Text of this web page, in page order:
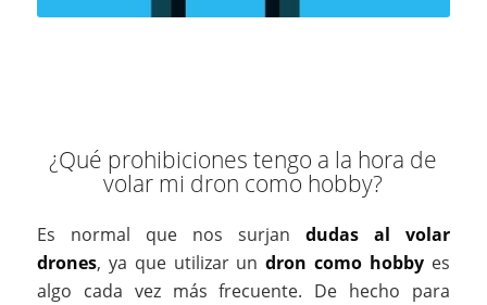
¿Qué prohibiciones tengo a la hora de
volar mi dron como hobby?
Es normal que nos surjandudas al volar
drones, ya que utilizar undron como hobby es
algo cada vez más frecuente. De hecho para